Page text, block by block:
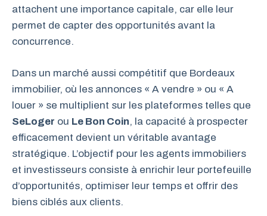
attachent une importance capitale, car elle leur
permet de capter des opportunités avant la
concurrence.
Dans un marché aussi compétitif que Bordeaux
immobilier, où les annonces « A vendre » ou « A
louer » se multiplient sur les plateformes telles que
SeLoger ou Le Bon Coin, la capacité à prospecter
efficacement devient un véritable avantage
stratégique. L’objectif pour les agents immobiliers
et investisseurs consiste à enrichir leur portefeuille
d’opportunités, optimiser leur temps et offrir des
biens ciblés aux clients.